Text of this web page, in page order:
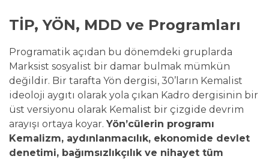
TİP, YÖN, MDD ve Programları
Programatik açıdan bu dönemdeki gruplarda
Marksist sosyalist bir damar bulmak mümkün
değildir. Bir tarafta Yön dergisi, 30’ların Kemalist
ideoloji aygıtı olarak yola çıkan Kadro dergisinin bir
üst versiyonu olarak Kemalist bir çizgide devrim
arayışı ortaya koyar. Yön’cülerin programı
Kemalizm, aydınlanmacılık, ekonomide devlet
denetimi, bağımsızlıkçılık ve nihayet tüm